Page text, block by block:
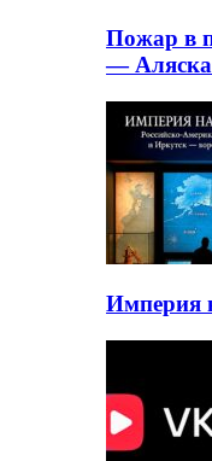
Пожар в
—
Империя